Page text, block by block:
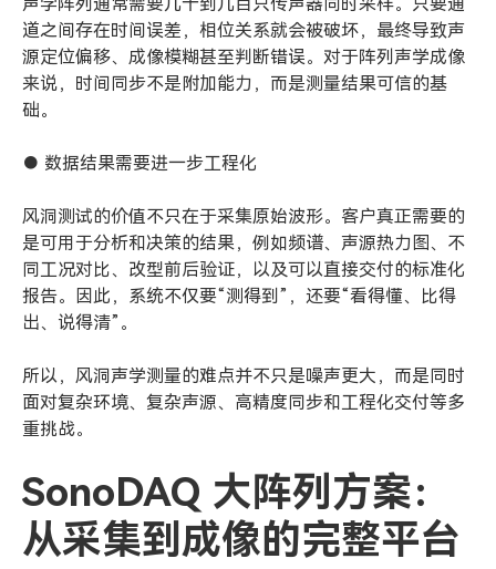
道之间存在时间误差，相位关系就会被破坏，最终导致声
源定位偏移、成像模糊甚至判断错误。对于阵列声学成像
来说，时间同步不是附加能力，而是测量结果可信的基
础。
● 数据结果需要进一步工程化
风洞测试的价值不只在于采集原始波形。客户真正需要的
是可用于分析和决策的结果，例如频谱、声源热力图、不
同工况对比、改型前后验证，以及可以直接交付的标准化
报告。因此，系统不仅要“测得到”，还要“看得懂、比得
出、说得清”。
所以，风洞声学测量的难点并不只是噪声更大，而是同时
面对复杂环境、复杂声源、高精度同步和工程化交付等多
重挑战。
SonoDAQ 大阵列方案：
从采集到成像的完整平台